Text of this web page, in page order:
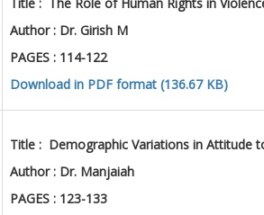
Title : The Role of Human Rights in
Author : Dr. Girish M
PAGES : 114-122
Download in PDF format (136.67 KB)
Title : Demographic Variations in Attitude
Author : Dr. Manjaiah
PAGES : 123-133